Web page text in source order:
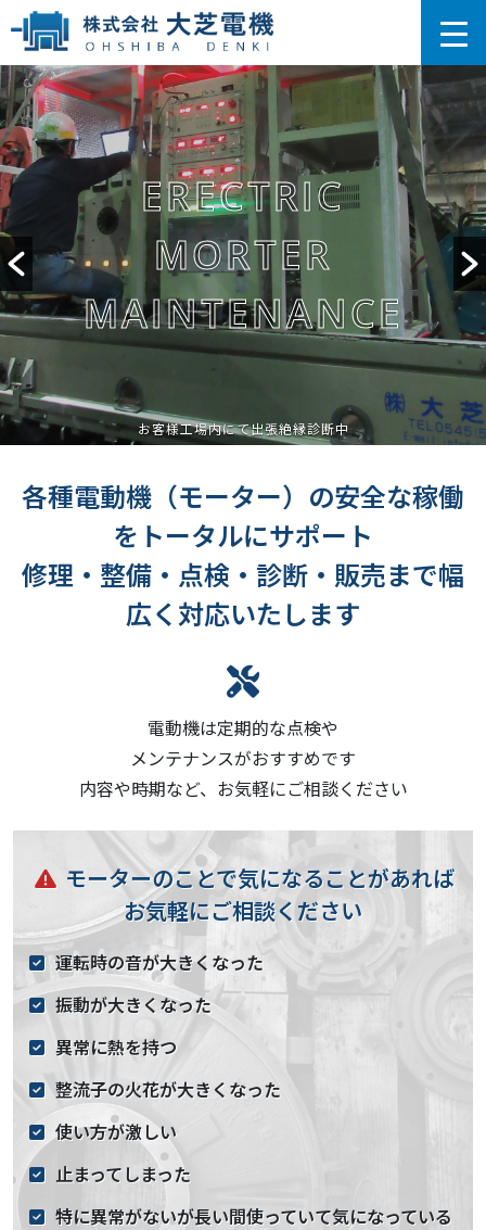
ン
テ
ン
ツ
に
移
動
コイル巻替作業が仕上がり、組立工程前のモーター
お客様工場内にて出張絶縁診断中
コイル巻替作業中
お預かりしたモーターを元通りの回路に復元させるため
分解しながらコイルの結線状態を記録したときの図
コイル巻替作業が仕上がった段階のモータ
この後、組立・塗装・試験を経て
お客様のもとに納められる
コイル巻替作業が仕上がったモーター
必要に応じてブラケットやシャフトの部材を直接削り出し
調整を行います
結線を行う途中の段階
工具は常に整理整頓
メンテナンス中の大小様々なモーター
コイル巻替作業中
ERECTRIC
MORTER
MAINTENANCE
各種電動機（モーター）の安全な稼働
をトータルにサポート
修理・整備・点検・診断・販売まで幅
広く対応いたします
電動機は定期的な点検や
メンテナンスがおすすめです
内容や時期など、お気軽にご相談ください
モーターのことで気になることがあれば
お気軽にご相談ください
運転時の音が大きくなった
振動が大きくなった
異常に熱を持つ
整流子の火花が大きくなった
使い方が激しい
止まってしまった
特に異常がないが長い間使っていて気になっている